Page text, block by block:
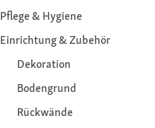
Pflege & Hygiene
Einrichtung & Zubehör
Dekoration
Bodengrund
Rückwände